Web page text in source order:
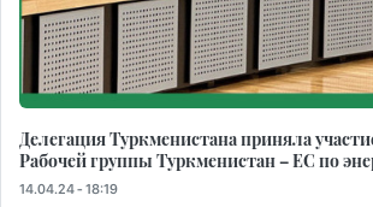
Делегация Туркменистана приняла
Рабочей группы Туркменистан – ЕС по
14.04.24 - 18:19